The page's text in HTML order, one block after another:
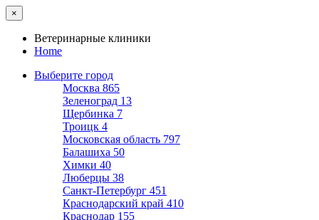
×
Ветеринарные клиники
Home
Выберите город
Москва 865
Зеленоград 13
Щербинка 7
Троицк 4
Московская область 797
Балашиха 50
Химки 40
Люберцы 38
Санкт-Петербург 451
Краснодарский край 410
Краснодар 155